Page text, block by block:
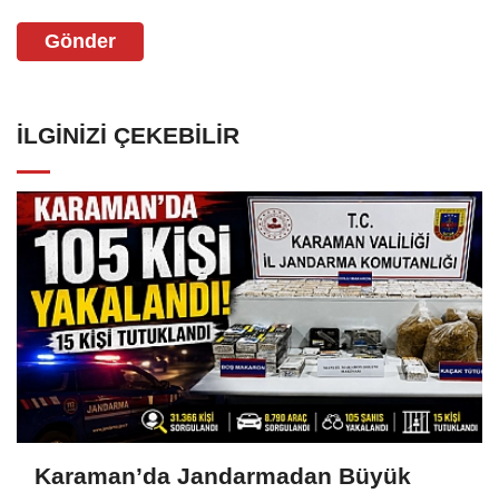
Gönder
İLGINIZI ÇEKEBILIR
Karaman’da Jandarmadan Büyük